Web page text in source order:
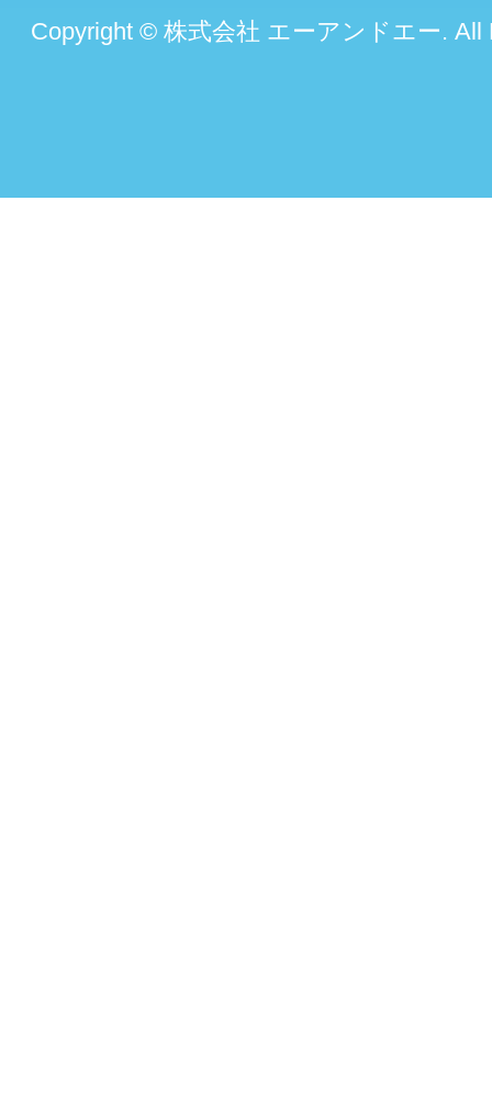
Copyright © 株式会社 エーアンドエー. All